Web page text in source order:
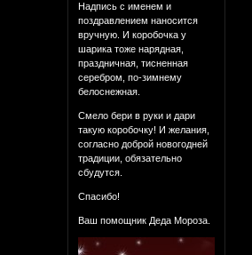
Надпись с именем и
поздравлением наносится
вручную. И коробочка у
шарика тоже нарядная,
праздничная, тисненная
серебром, по-зимнему
белоснежная.
Смело бери в руки и дари
такую коробочку! И желания,
согласно доброй новогодней
традиции, обязательно
сбудутся.
Спасибо!
Ваш помощник Деда Мороза.